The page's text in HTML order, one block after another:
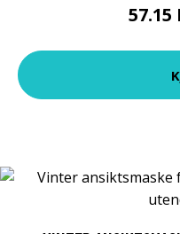
57.15